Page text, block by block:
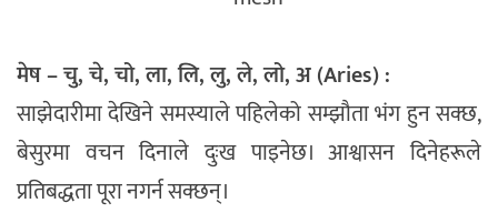
मेष – चु, चे, चो, ला, लि, लु, ले, लो, अ (Aries) :
साझेदारीमा देखिने समस्याले पहिलेको सम्झौता भंग हुन सक्छ,
बेसुरमा वचन दिनाले दुःख पाइनेछ। आश्वासन दिनेहरूले
प्रतिबद्धता पूरा नगर्न सक्छन्।